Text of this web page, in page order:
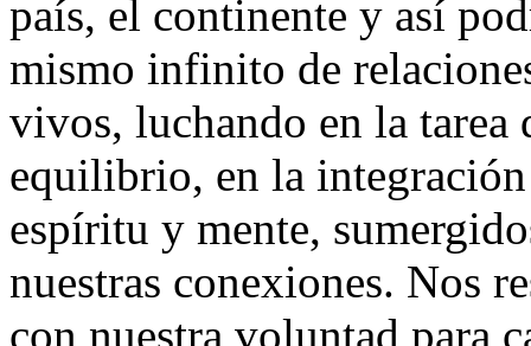
país, el continente y así
mismo infinito de
vivos, luchando en la
equilibrio, en la
espíritu y mente,
nuestras conexiones. Nos
con nuestra voluntad para